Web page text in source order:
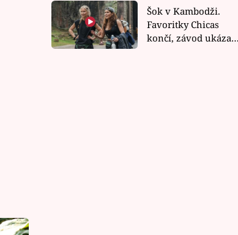
závodu nůž na krku
Šok v Kambodži.
Favoritky Chicas
končí, závod ukázal